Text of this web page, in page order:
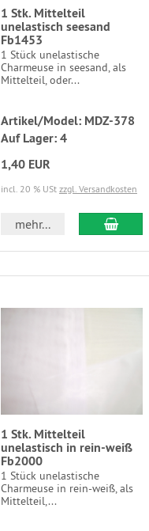
1 Stk. Mittelteil
unelastisch seesand
Fb1453
1 Stück unelastische
Charmeuse in seesand, als
Mittelteil, oder...
Artikel/Model: MDZ-378
Auf Lager: 4
1,40 EUR
incl. 20 % USt zzgl. Versandkosten
mehr...
1 Stk. Mittelteil
unelastisch in rein-weiß
Fb2000
1 Stück unelastische
Charmeuse in rein-weiß, als
Mittelteil,...